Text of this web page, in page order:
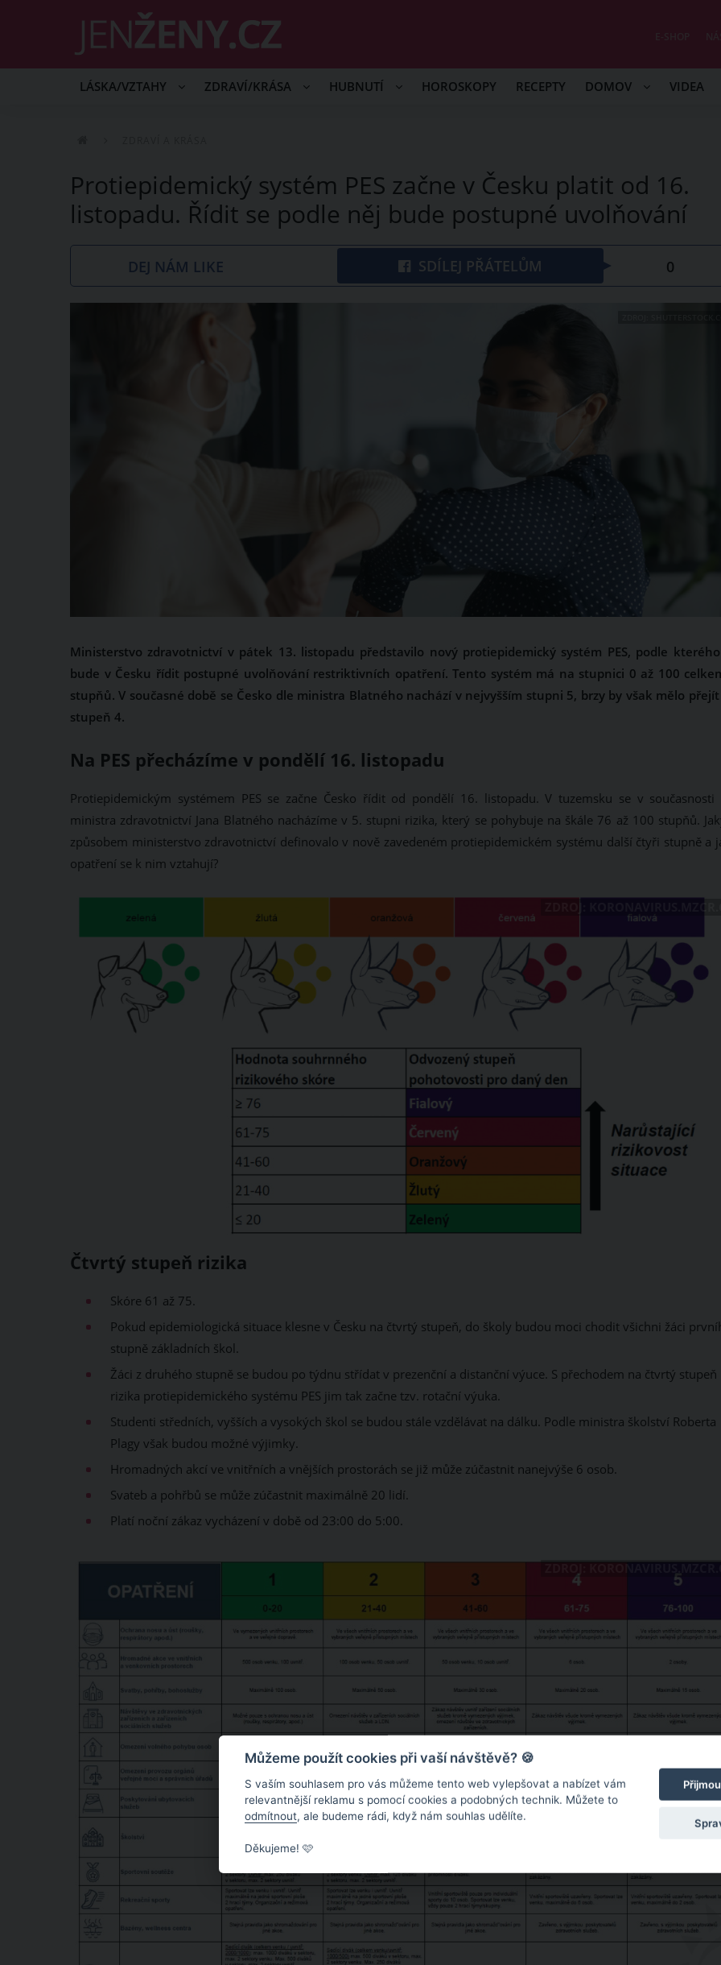
LÁSKA/VZTAHY ZDRAVÍ/KRÁSA HUBNUTÍ HOROSKOPY RECEPTY DOMOV VIDEA
Protiepidemický systém PES začne v Česku platit od 16.
listopadu. Řídit se podle něj bude postupné uvolňování
DEJ NÁM LIKE SDÍLEJ PŘÁTELŮM 0
Ministerstvo zdravotnictví v pátek 13. listopadu představilo nový protiepidemický systém PES, podle
bude v Česku řídit postupné uvolňování restriktivních opatření. Tento systém má na stupnici 0 až 100
stupňů. V současné době se Česko dle ministra Blatného nachází v nejvyšším stupni 5, brzy by však mělo
stupeň 4.
Na PES přecházíme v pondělí 16. listopadu
Protiepidemickým systémem PES se začne Česko řídit od pondělí 16. listopadu. V tuzemsku se v současnosti
ministra zdravotnictví Jana Blatného nacházíme v 5. stupni rizika, který se pohybuje na škále 76 až 100 stupňů.
způsobem ministerstvo zdravotnictví definovalo v nově zavedeném protiepidemickém systému další čtyři stupně a
opatření se k nim vztahují?
Čtvrtý stupeň rizika
Skóre 61 až 75.
Pokud epidemiologická situace klesne v Česku na čtvrtý stupeň, do školy budou moci chodit všichni žáci
stupně základních škol.
Žáci z druhého stupně se budou po týdnu střídat v prezenční a distanční výuce. S přechodem na čtvrtý stupeň
rizika protiepidemického systému PES jim tak začne tzv. rotační výuka.
Studenti středních, vyšších a vysokých škol se budou stále vzdělávat na dálku. Podle ministra školství Roberta
Plagy však budou možné výjimky.
Hromadných akcí ve vnitřních a vnějších prostorách se již může zúčastnit nanejvýše 6 osob.
Svateb a pohřbů se může zúčastnit maximálně 20 lidí.
Platí noční zákaz vycházení v době od 23:00 do 5:00.
Můžeme použít cookies při vaší návštěvě? 🍪
S vaším souhlasem pro vás můžeme tento web vylepšovat a nabízet vám
relevantnější reklamu s pomocí cookies a podobných technik. Můžete to
odmítnout, ale budeme rádi, když nám souhlas udělíte.
Děkujeme! 🩷